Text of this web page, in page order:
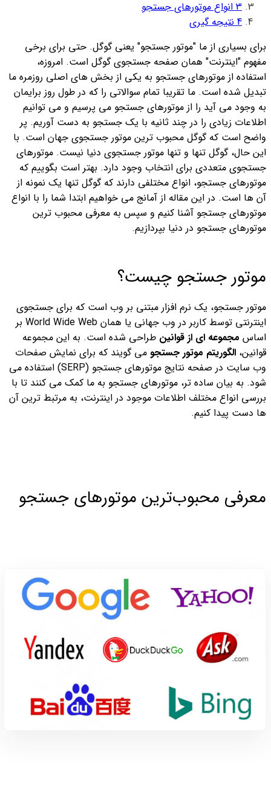
3 انواع موتورهای جستجو
4 نتیجه گیری
برای بسیاری از ما "موتور جستجو" یعنی گوگل. حتی برای برخی
مفهوم "اینترنت" همان صفحه جستجوی گوگل است. امروزه،
استفاده از موتورهای جستجو به یکی از بخش های اصلی روزمره ما
تبدیل شده است. ما تقریبا تمام سوالاتی را که در طول روز برایمان
به وجود می آید را از موتورهای جستجو می پرسیم و می توانیم
اطلاعات زیادی را در چند ثانیه با یک جستجو به دست آوریم. پر
واضح است که گوگل محبوب ترین موتور جستجوی جهان است. با
این حال، گوگل تنها و تنها موتور جستجوی دنیا نیست. موتورهای
جستجوی متعددی برای انتخاب وجود دارد. بهتر است بگوییم که
موتورهای جستجو، انواع مختلفی دارند که گوگل تنها یک نمونه از
آن ها است. در این مقاله از آمانج می خواهیم ابتدا شما را با انواع
موتورهای جستجو آشنا کنیم و سپس به معرفی محبوب ترین
موتورهای جستجو در دنیا بپردازیم.
موتور جستجو چیست؟
موتور جستجو، یک نرم افزار مبتنی بر وب است که برای جستجوی
اینترنتی توسط کاربر در وب جهانی یا همان World Wide Web بر
اساس مجموعه ای از قوانین طراحی شده است. به این مجموعه
قوانین، الگوریتم موتور جستجو می گویند که برای نمایش صفحات
وب سایت در صفحه نتایج موتورهای جستجو (SERP) استفاده می
شود. به بیان ساده تر، موتورهای جستجو به ما کمک می کنند تا با
بررسی انواع مختلف اطلاعات موجود در اینترنت، به مرتبط ترین آن
ها دست پیدا کنیم.
معرفی محبوب‌ترین موتورهای جستجو